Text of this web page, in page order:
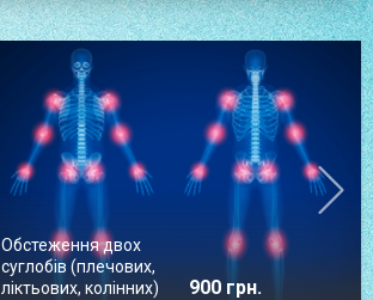
Обстеження двох
суглобів (плечових,
ліктьових, колінних)
900 грн.